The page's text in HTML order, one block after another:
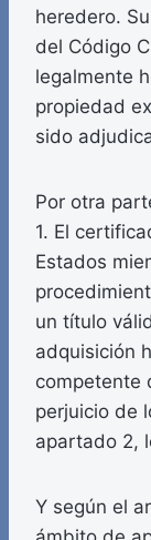
heredero.
del Código
legalmente
propiedad
sido
Por otra
1. El
Estados
un título
adquisición
competente
perjuicio de
apartado 2,
Y según el